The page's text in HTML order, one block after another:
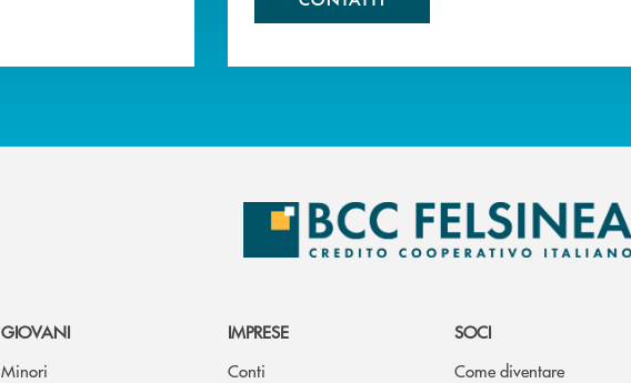
GIOVANI
Minori
IMPRESE
Conti
SOCI
Come diventare